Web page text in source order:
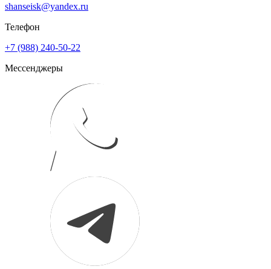
shanseisk@yandex.ru
Телефон
+7 (988) 240-50-22
Мессенджеры